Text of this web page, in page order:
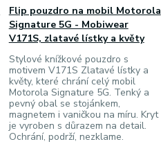
Flip pouzdro na mobil Motorola
Signature 5G - Mobiwear
V171S, zlatavé lístky a květy
Stylové knížkové pouzdro s
motivem V171S Zlatavé lístky a
květy, které chrání celý mobil
Motorola Signature 5G. Tenký a
pevný obal se stojánkem,
magnetem i vaničkou na míru. Kryt
je vyroben s důrazem na detail.
Ochrání, podrží, nezklame.